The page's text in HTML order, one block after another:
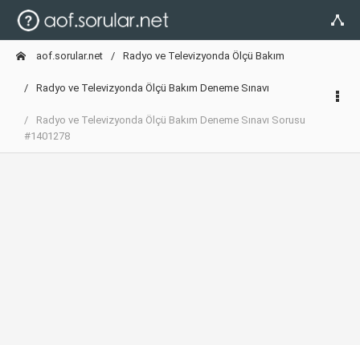
aof.sorular.net Radyo ve Televizyonda Ölçü Bakım
Radyo ve Televizyonda Ölçü Bakım Deneme Sınavı
Radyo ve Televizyonda Ölçü Bakım Deneme Sınavı Sorusu
#1401278